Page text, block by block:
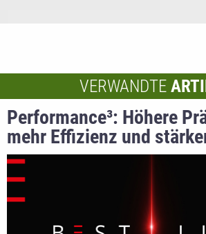
VERWANDTE
Performance³: Höhere
mehr Effizienz und
BEST LINE Systeme von
neue Maßstäbe in der
Qualitätssicherung